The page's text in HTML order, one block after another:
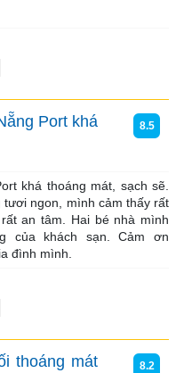
Port khá
8.5
khá thoáng mát, sạch sẽ.
tươi ngon, mình cảm thấy rất
an tâm. Hai bé nhà mình
của khách sạn. Cảm ơn
đình mình.
thoáng mát
8.2